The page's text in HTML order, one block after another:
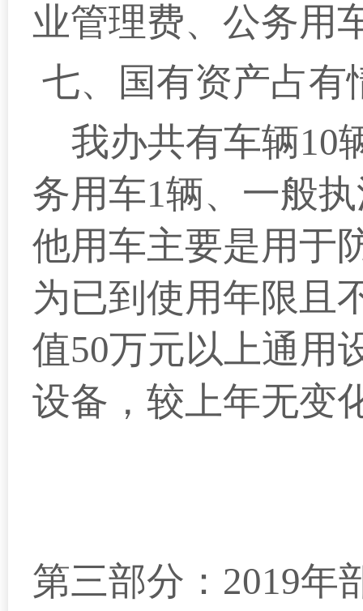
业管理费、公务用
七、国有资产占有
我办共有车辆10
务用车1辆、一般
他用车主要是用于
为已到使用年限且
值50万元以上通用
设备，较上年无变
第三部分：2019年